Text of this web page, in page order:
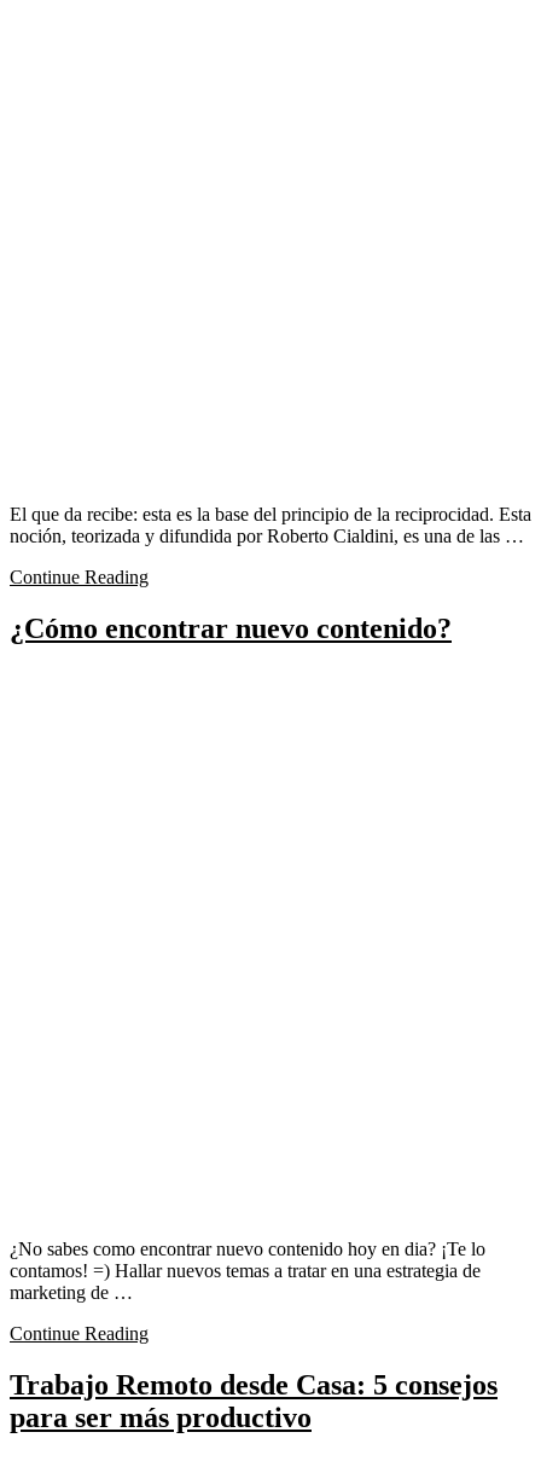
El que da recibe: esta es la base del principio de la reciprocidad. Esta
noción, teorizada y difundida por Roberto Cialdini, es una de las …
Continue Reading
¿Cómo encontrar nuevo contenido?
¿No sabes como encontrar nuevo contenido hoy en dia? ¡Te lo
contamos! =) Hallar nuevos temas a tratar en una estrategia de
marketing de …
Continue Reading
Trabajo Remoto desde Casa: 5 consejos
para ser más productivo